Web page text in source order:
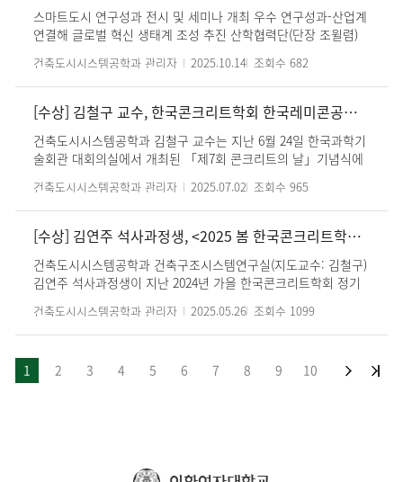
스마트도시 연구성과 전시 및 세미나 개최 우수 연구성과-산업계
연결해 글로벌 혁신 생태계 조성 추진 산학협력단(단장 조윌렴)
스 제1전시장에서 열린 대한무역투자진흥공사(kotra) 주관의
‘2025 월드 시티테크 엑스포(World CITY Tech Expo 2025)’에서
본교의 스마트도시 분야 우수 연구 성과를 전시하고, 세미나를 개
최했다. 전시부스에서는 본교 건축도시융합기술연구소를 중심으
로 △도시시스템 △안전·재난관리 △친환경 건축 △IT 융합 등에
서의 연구 및 창업 성과가 소개되었다. 더불어 기술사업화센터가
운영하는 기업회원제 ‘이화테크넷(Ewha Tech-Net)’을 홍보하
며, 스마트도시 분야 기업과의 네트워크 확대 및 기술사업화 연계
가능성을 적극적으로 알렸다. 한편 행사 기간 동안 글로벌 바이어
와 공공기관 관계자들이 부스를 방문해 스마트시티 관련 기술에
큰 관심을 보였다. 각 국 바이어들의 수요 기술을 설명하고 이에
맞는 본교 연구성과와의 매칭 가능성을 논의했으며, 공동연구와
기술이전 등 후속 협력으로 연결될 수 있는 방안도 함께 모색했
다. 또한 25일(목)에는 ’AI와 스마트도시 기술 융합‘을 주제로 본
교 건축도시시스템공학과 임재한 교수, 황성주 교수, 김소윤 박사
가 연사로 참여하여 최신 연구성과와 적용 사례를 발표하고, 기업
·기관 관계자들과 협력 방안을 논의했다. 이번 세미나는 본교 연
구성과의 우수성을 알리고 산학협력의 새로운 가능성을 발굴하
티 분야 연구성과의 우수성을 세계에 알리고, 글로벌 산학협력 네
건축도시시스템공학과 관리자 2025.10.14 조회수 682
[수상] 김철구 교수, 한국콘크리트학회 한국레미콘공업협회장 표창 수상
건축도시시스템공학과 김철구 교수는 지난 6월 24일 한국과학기
술회관 대회의실에서 개최된 「제7회 콘크리트의 날」기념식에
한국레미콘공업협회장 표창은 콘크리트 산업 발전에 기여한 기
술 유공자에게 수여되는 상이다.
건축도시시스템공학과 관리자 2025.07.02 조회수 965
[수상] 김연주 석사과정생, <2025 봄 한국콘크리트학회 학술대회> 우수논문 발표상 수상
건축도시시스템공학과 건축구조시스템연구실(지도교수: 김철구)
김연주 석사과정생이 지난 2024년 가을 한국콘크리트학회 정기
축력비에 따른 해석적 연구"를 주제로 논문 발표하여, 2025년 5
월 8일 봄 한국콘크리트학회 정기학술대회(제주 신화월드)에서
우수논문발표상을 수상하였다. 본 논문 발표는 최근 연구되고 있
는 선조립 합성기둥인 FAC 합성기둥을 대상으로 내진성능을 평
건축도시시스템공학과 관리자 2025.05.26 조회수 1099
1 2 3 4 5 6 7 8 9 10